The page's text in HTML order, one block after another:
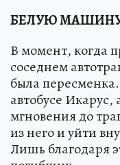
БЕЛУЮ МАШИНУ
В момент, когда
соседнем
была
автобусе Икарус,
мгновения до
из него и уйти
Лишь благодаря